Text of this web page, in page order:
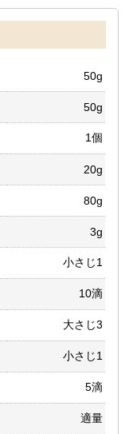
50g
50g
1個
20g
80g
3g
小さじ1
10滴
大さじ3
小さじ1
5滴
適量